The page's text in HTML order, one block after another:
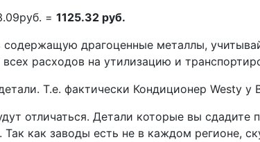
=1125.32 руб.
содержащую драгоценные металлы,
расходов на утилизацию и
Т.е. фактически Кондиционер Westy у
отличаться. Детали которые вы
Так как заводы есть не в каждом регионе,